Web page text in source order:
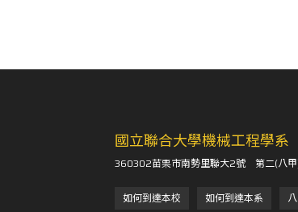
國立聯合大學機械工程學系
360302苗栗市南勢里聯大2號 第二(八
如何到達本校 如何到達本系